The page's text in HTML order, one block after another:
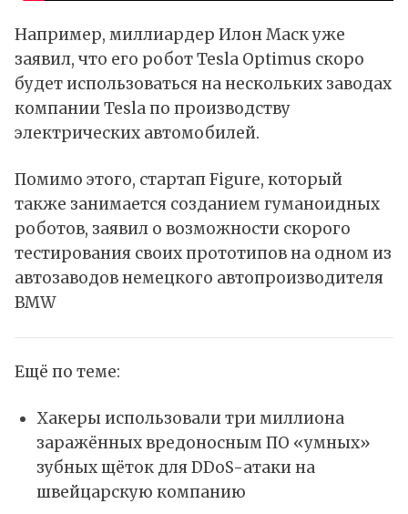
Например, миллиардер Илон Маск уже
заявил, что его робот Tesla Optimus скоро
будет использоваться на нескольких заводах
компании Tesla по производству
электрических автомобилей.
Помимо этого, стартап Figure, который
также занимается созданием гуманоидных
роботов, заявил о возможности скорого
тестирования своих прототипов на одном из
автозаводов немецкого автопроизводителя
BMW
Ещё по теме:
Хакеры использовали три миллиона
заражённых вредоносным ПО «умных»
зубных щёток для DDoS-атаки на
швейцарскую компанию